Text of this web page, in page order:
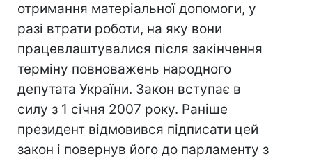
отримання матеріальної допомоги, у
разі втрати роботи, на яку вони
працевлаштувалися після закінчення
терміну повноважень народного
депутата України. Закон вступає в
силу з 1 січня 2007 року. Раніше
президент відмовився підписати цей
закон і повернув його до парламенту з